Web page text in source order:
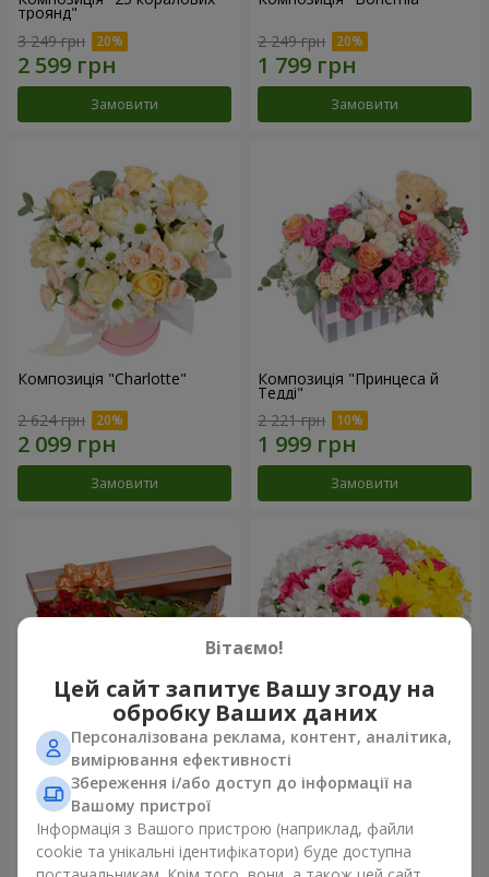
троянд"
3 249 грн
Замовити
2 249 грн
Замовити
Композиція "Charlotte"
2 624 грн
Замовити
Композиція "Принцеса й
Тедді"
2 221 грн
Замовити
Квіти в коробці "25
червоних троянд!"
4 427 грн
Замовити
Квіти в коробці "Моє серце"
Замовити
Вітаємо!
Цей сайт запитує Вашу згоду на
обробку Ваших даних
Персоналізована реклама, контент, аналітика,
вимірювання ефективності
Збереження і/або доступ до інформації на
Вашому пристрої
Інформація з Вашого пристрою (наприклад, файли
cookie та унікальні ідентифікатори) буде доступна